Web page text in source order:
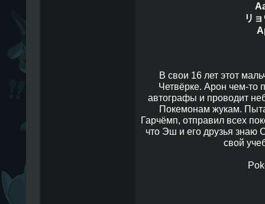
リ
В свои 16 лет этот
Четвёрке. Арон чем-то
автографы и проводит
Покемонам жукам.
Гарчёмп, отправил всех
что Эш и его друзья знаю
свой